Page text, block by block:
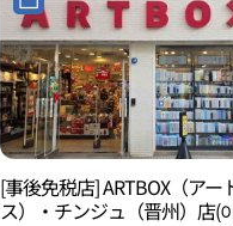
[事後免税店] ARTBOX（アー
ス）・チンジュ（晋州）店(